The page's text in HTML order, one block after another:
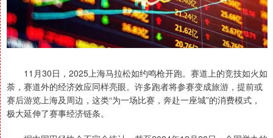
11月30日，2025上海马拉松如约鸣枪开跑。赛道上的竞技如火如
荼，赛道外的经济效应同样亮眼。许多跑者将参赛变成旅游，提前或
赛后游览上海及周边，这类“为一场比赛，奔赴一座城”的消费模式，
极大延伸了赛事经济链条。